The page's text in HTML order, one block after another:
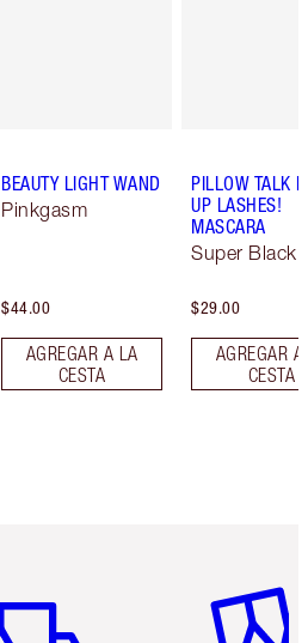
BEAUTY LIGHT WAND
Pinkgasm
$44.00
AGREGAR A LA
CESTA
PILLOW TALK
UP LASHES!
MASCARA
Super Black
$29.00
AGREGAR
CESTA